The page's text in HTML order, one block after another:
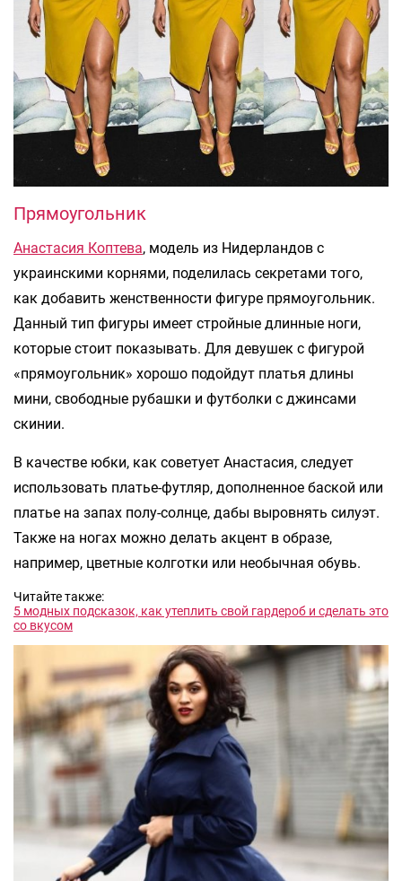
Прямоугольник
Анастасия Коптева, модель из Нидерландов с
украинскими корнями, поделилась секретами того,
как добавить женственности фигуре прямоугольник.
Данный тип фигуры имеет стройные длинные ноги,
которые стоит показывать. Для девушек с фигурой
«прямоугольник» хорошо подойдут платья длины
мини, свободные рубашки и футболки с джинсами
скинии.
В качестве юбки, как советует Анастасия, следует
использовать платье-футляр, дополненное баской или
платье на запах полу-солнце, дабы выровнять силуэт.
Также на ногах можно делать акцент в образе,
например, цветные колготки или необычная обувь.
Читайте также:
5 модных подсказок, как утеплить свой гардероб и сделать это
со вкусом